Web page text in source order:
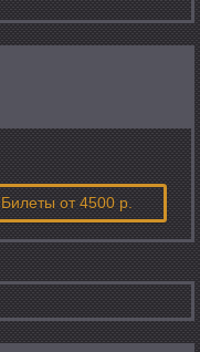
Билеты от 4500 р.